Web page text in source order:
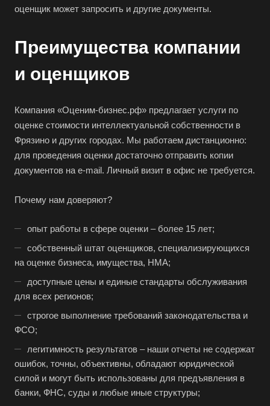
оценщик может запросить и другие документы.
Преимущества компании
и оценщиков
Компания «Оценим-бизнес.рф» предлагает услуги по
оценке стоимости интеллектуальной собственности в
Фрязино и других городах. Мы работаем дистанционно:
для проведения оценки достаточно отправить копии
документов на e-mail. Личный визит в офис не требуется.
Почему нам доверяют?
опыт работы в сфере оценки – более 15 лет;
собственный штат оценщиков, специализирующихся
на оценке бизнеса, имущества, НМА;
доступные цены и единые стандарты обслуживания
для всех регионов;
строгое выполнение требований законодательства и
ФСО;
легитимность результатов – наши отчеты не содержат
ошибок, точны, объективны, обладают юридической
силой и могут быть использованы для предъявления в
банки, ФНС, суды и любые иные структуры;
Благовещенск
Богородицк
Большой Камень
Бор
Борзя
Борисоглебск
Бронницы
Бугуруслан
Бузулук
Буй
Буйнакск
Бутурлиновка
Валуйки
Великие Луки